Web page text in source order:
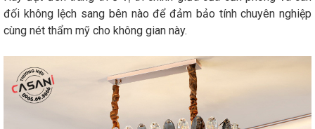
đối không lệch sang bên nào để đảm bảo tính chuyên nghiệp
cùng nét thẩm mỹ cho không gian này.